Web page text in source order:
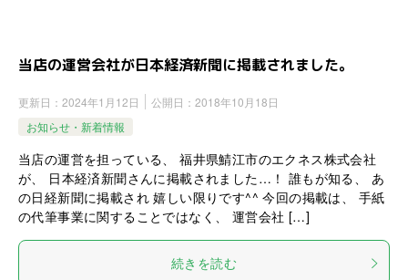
当店の運営会社が日本経済新聞に掲載されました。
更新日： 2024年1月12日 公開日： 2018年10月18日
お知らせ・新着情報
当店の運営を担っている、 福井県鯖江市のエクネス株式会社
が、 日本経済新聞さんに掲載されました…！ 誰もが知る、 あ
の日経新聞に掲載され 嬉しい限りです^^ 今回の掲載は、 手紙
の代筆事業に関することではなく、 運営会社 […]
続きを読む